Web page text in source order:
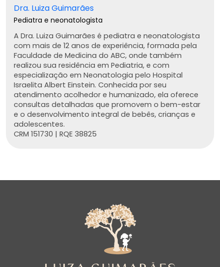
Dra. Luiza Guimarães
Pediatra e neonatologista
A Dra. Luiza Guimarães é pediatra e neonatologista
com mais de 12 anos de experiência, formada pela
Faculdade de Medicina do ABC, onde também
realizou sua residência em Pediatria, e com
especialização em Neonatologia pelo Hospital
Israelita Albert Einstein. Conhecida por seu
atendimento acolhedor e humanizado, ela oferece
consultas detalhadas que promovem o bem-estar
e o desenvolvimento integral de bebês, crianças e
adolescentes.
CRM 151730 | RQE 38825